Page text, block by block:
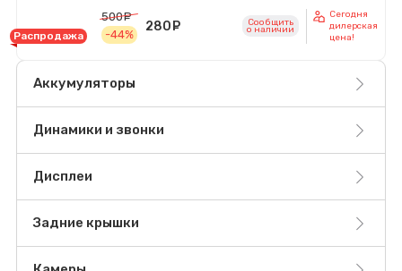
Распродажа
500
-44%
280 руб.Сообщить
o наличии
Сегодня
дилерская
цена!
Аккумуляторы
Динамики и звонки
Дисплеи
Задние крышки